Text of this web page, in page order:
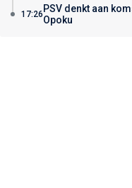
17:26 PSV denkt aan
Opoku